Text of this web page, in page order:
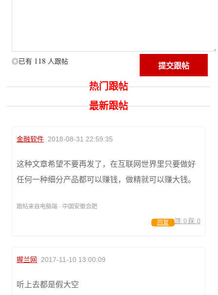
◎已有 118 人跟帖
热门跟帖
最新跟帖
金融软件 2018-08-31 22:59:35
这种文章希望不要再发了，在互联网世界里只要做好
任何一种细分产品都可以赚钱，做精就可以赚大钱。
跟帖来自电脑端 · 中国安徽合肥
顶: 0 踩: 0
回复
握兰网 2017-11-10 13:00:09
听上去都是假大空